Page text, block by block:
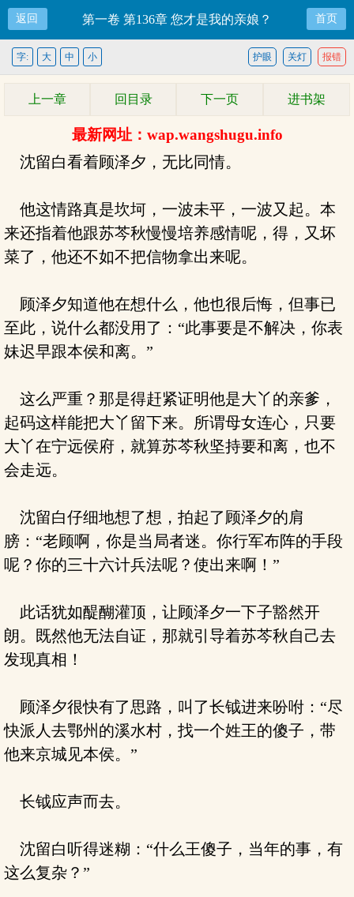
返回 第一卷 第136章 您才是我的亲娘？ 首页
报错
关灯
护眼
字: 大 中 小
上一章 回目录 下一页 进书架
最新网址：wap.wangshugu.info
沈留白看着顾泽夕，无比同情。
他这情路真是坎坷，一波未平，一波又起。本
来还指着他跟苏芩秋慢慢培养感情呢，得，又坏
菜了，他还不如不把信物拿出来呢。
顾泽夕知道他在想什么，他也很后悔，但事已
至此，说什么都没用了：“此事要是不解决，你表
妹迟早跟本侯和离。”
这么严重？那是得赶紧证明他是大丫的亲爹，
起码这样能把大丫留下来。所谓母女连心，只要
大丫在宁远侯府，就算苏芩秋坚持要和离，也不
会走远。
沈留白仔细地想了想，拍起了顾泽夕的肩
膀：“老顾啊，你是当局者迷。你行军布阵的手段
呢？你的三十六计兵法呢？使出来啊！”
此话犹如醍醐灌顶，让顾泽夕一下子豁然开
朗。既然他无法自证，那就引导着苏芩秋自己去
发现真相！
顾泽夕很快有了思路，叫了长钺进来吩咐：“尽
快派人去鄂州的溪水村，找一个姓王的傻子，带
他来京城见本侯。”
长钺应声而去。
沈留白听得迷糊：“什么王傻子，当年的事，有
这么复杂？”